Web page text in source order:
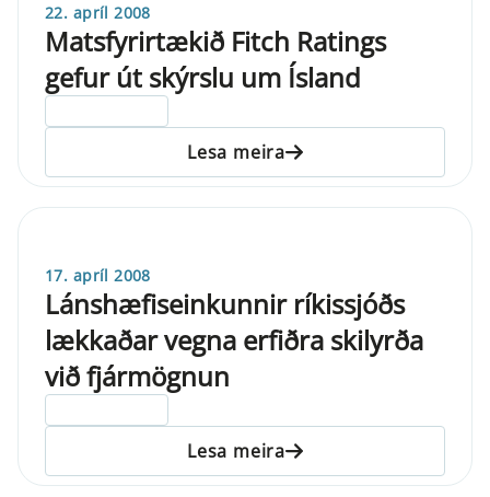
22. apríl 2008
Matsfyrirtækið Fitch Ratings
gefur út skýrslu um Ísland
Lesa meira
17. apríl 2008
Lánshæfiseinkunnir ríkissjóðs
lækkaðar vegna erfiðra skilyrða
við fjármögnun
Lesa meira